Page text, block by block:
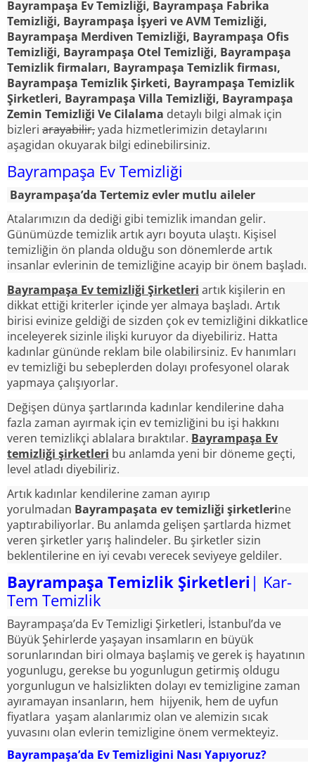
Bayrampaşa Ev Temizliği, Bayrampaşa Fabrika
Temizliği, Bayrampaşa İşyeri ve AVM Temizliği,
Bayrampaşa Merdiven Temizliği, Bayrampaşa Ofis
Temizliği, Bayrampaşa Otel Temizliği, Bayrampaşa
Temizlik firmaları, Bayrampaşa Temizlik firması,
Bayrampaşa Temizlik Şirketi, Bayrampaşa Temizlik
Şirketleri, Bayrampaşa Villa Temizliği, Bayrampaşa
Zemin Temizliği Ve Cilalama detaylı bilgi almak için
bizleri arayabilir,yada hizmetlerimizin detaylarını
aşagidan okuyarak bilgi edinebilirsiniz.
Bayrampaşa Ev Temizliği
Bayrampaşa’da Tertemiz evler mutlu aileler
Atalarımızın da dediği gibi temizlik imandan gelir.
Günümüzde temizlik artık ayrı boyuta ulaştı. Kişisel
temizliğin ön planda olduğu son dönemlerde artık
insanlar evlerinin de temizliğine acayip bir önem başladı.
Bayrampaşa Ev temizliği Şirketleri artık kişilerin en
dikkat ettiği kriterler içinde yer almaya başladı. Artık
birisi evinize geldiği de sizden çok ev temizliğini dikkatlice
inceleyerek sizinle ilişki kuruyor da diyebiliriz. Hatta
kadınlar gününde reklam bile olabilirsiniz. Ev hanımları
ev temizliği bu sebeplerden dolayı profesyonel olarak
yapmaya çalışıyorlar.
Değişen dünya şartlarında kadınlar kendilerine daha
fazla zaman ayırmak için ev temizliğini bu işi hakkını
veren temizlikçi ablalara bıraktılar. Bayrampaşa Ev
temizliği şirketleri bu anlamda yeni bir döneme geçti,
level atladı diyebiliriz.
Artık kadınlar kendilerine zaman ayırıp
yorulmadan Bayrampaşata ev temizliği şirketlerine
yaptırabiliyorlar. Bu anlamda gelişen şartlarda hizmet
veren şirketler yarış halindeler. Bu şirketler sizin
beklentilerine en iyi cevabı verecek seviyeye geldiler.
Bayrampaşa Temizlik Şirketleri | Kar-
Tem Temizlik
Bayrampaşa’da Ev Temizligi Şirketleri, İstanbul’da ve
Büyük Şehirlerde yaşayan insamların en büyük
sorunlarından biri olmaya başlamiş ve gerek iş hayatının
yogunlugu, gerekse bu yogunlugun getirmiş oldugu
yorgunlugun ve halsizlikten dolayı ev temizligine zaman
ayıramayan insanların, hem hijyenik, hem de uyfun
fiyatlara yaşam alanlarımiz olan ve alemizin sıcak
yuvasını olan evlerin temizligine önem vermekteyiz.
Bayrampaşa’da Ev Temizligini Nası Yapıyoruz?